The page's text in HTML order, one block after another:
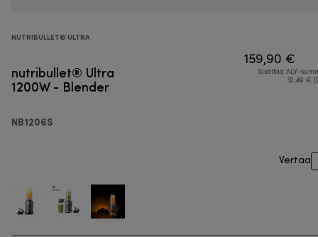
NUTRIBULLET® ULTRA
nutribullet® Ultra
1200W - Blender
NB1206S
159,90 €
Sisältää ALV-
32,49 €
Vertaa